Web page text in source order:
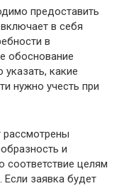
предоставить
в себя
в
обоснование
какие
нужно учесть при
и
соответствие целям
заявка будет